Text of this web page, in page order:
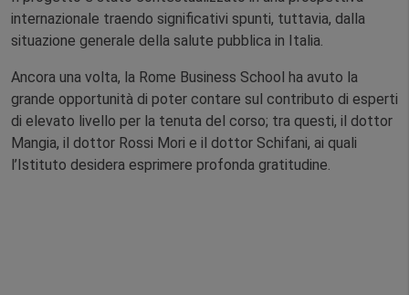
internazionale traendo significativi spunti, tuttavia, dalla
situazione generale della salute pubblica in Italia.
Ancora una volta, la Rome Business School ha avuto la
grande opportunità di poter contare sul contributo di esperti
di elevato livello per la tenuta del corso; tra questi, il dottor
Mangia, il dottor Rossi Mori e il dottor Schifani, ai quali
l’Istituto desidera esprimere profonda gratitudine.